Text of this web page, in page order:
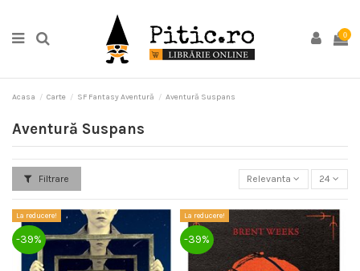
0
Acasa Carte SF Fantasy Aventură Aventură Suspans
Aventură Suspans
Filtrare Relevanta 24
La reducere!
-39%
La reducere!
-39%